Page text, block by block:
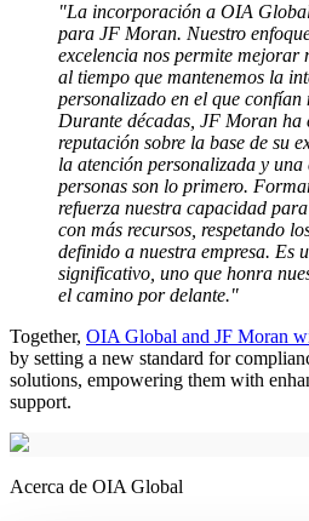
"La incorporación a OIA
para JF Moran. Nuestro
excelencia nos permite mejorar
al tiempo que mantenemos la
personalizado en el que confían
Durante décadas, JF Moran ha
reputación sobre la base de su
la atención personalizada y
personas son lo primero.
refuerza nuestra capacidad
con más recursos, respetando
definido a nuestra empresa. Es
significativo, uno que honra
el camino por delante."
​Together, OIA Global and JF Moran
by setting a new standard for
solutions, empowering them with
support.
Acerca de OIA Global